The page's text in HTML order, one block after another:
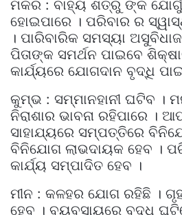
ମକର : ବାହ୍ୟ ଶତ୍ରୁ ଙ୍କ
ହୋଇପାରେ । ପରିବାର ର
। ପାରିବାରିକ ସମସ୍ୟା
ପିତାଙ୍କ ସମର୍ଥନ ପାଇବେ
କାର୍ଯ୍ୟରେ ଯୋଗଦାନ ବୃଦ୍ଧି
କୁମ୍ଭ : ସମ୍ମାନହାନୀ ଘଟିବ ।
ନିରାଶାର ଭାବନା ରହିପାରେ ।
ସାହାଯ୍ୟରେ ସମ୍ପତ୍ତିରେ
ବିନିଯୋଗ ଲାଭଦାୟକ ହେବ ।
କାର୍ଯ୍ୟ ସମ୍ପାଦିତ ହେବ ।
ମୀନ : କଳହର ଯୋଗ ରହିଛି ।
ହେବ । ବ୍ୟବସାୟରେ ବୃଦ୍ଧି